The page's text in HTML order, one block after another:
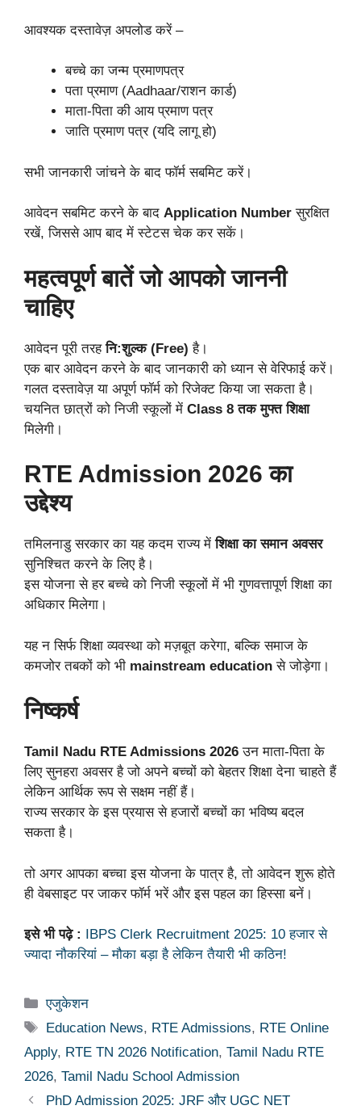
आवश्यक दस्तावेज़ अपलोड करें –
बच्चे का जन्म प्रमाणपत्र
पता प्रमाण (Aadhaar/राशन कार्ड)
माता-पिता की आय प्रमाण पत्र
जाति प्रमाण पत्र (यदि लागू हो)
सभी जानकारी जांचने के बाद फॉर्म सबमिट करें।
आवेदन सबमिट करने के बाद Application Number सुरक्षित
रखें, जिससे आप बाद में स्टेटस चेक कर सकें।
महत्वपूर्ण बातें जो आपको जाननी
चाहिए
आवेदन पूरी तरहनि:शुल्क (Free) है।
एक बार आवेदन करने के बाद जानकारी को ध्यान से वेरिफाई करें।
गलत दस्तावेज़ या अपूर्ण फॉर्म को रिजेक्ट किया जा सकता है।
चयनित छात्रों को निजी स्कूलों में Class 8 तक मुफ्त शिक्षा
मिलेगी।
RTE Admission 2026 का
उद्देश्य
तमिलनाडु सरकार का यह कदम राज्य मेंशिक्षा का समान अवसर
सुनिश्चित करने के लिए है।
इस योजना से हर बच्चे को निजी स्कूलों में भी गुणवत्तापूर्ण शिक्षा का
अधिकार मिलेगा।
यह न सिर्फ शिक्षा व्यवस्था को मज़बूत करेगा, बल्कि समाज के
कमजोर तबकों को भी mainstream education से जोड़ेगा।
निष्कर्ष
Tamil Nadu RTE Admissions 2026 उन माता-पिता के
लिए सुनहरा अवसर है जो अपने बच्चों को बेहतर शिक्षा देना चाहते हैं
लेकिन आर्थिक रूप से सक्षम नहीं हैं।
राज्य सरकार के इस प्रयास से हजारों बच्चों का भविष्य बदल
सकता है।
तो अगर आपका बच्चा इस योजना के पात्र है, तो आवेदन शुरू होते
ही वेबसाइट पर जाकर फॉर्म भरें और इस पहल का हिस्सा बनें।
इसे भी पढ़े :
IBPS Clerk Recruitment 2025: 10 हजार से
ज्यादा नौकरियां – मौका बड़ा है लेकिन तैयारी भी कठिन!
Categories
एजुकेशन
Tags
Education News, RTE Admissions, RTE Online
Apply, RTE TN 2026 Notification, Tamil Nadu RTE
2026, Tamil Nadu School Admission
PhD Admission 2025: JRF और UGC NET